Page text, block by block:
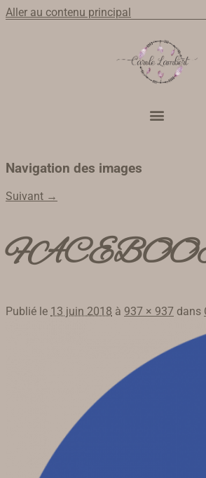
Aller au contenu principal
Navigation des images
Suivant →
Publié le 13 juin 2018 à 937 × 937 dans